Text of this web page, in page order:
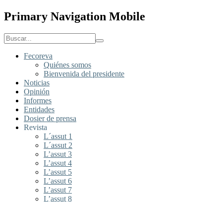
Primary Navigation Mobile
Fecoreva
Quiénes somos
Bienvenida del presidente
Noticias
Opinión
Informes
Entidades
Dosier de prensa
Revista
L´assut 1
L´assut 2
L’assut 3
L’assut 4
L’assut 5
L’assut 6
L’assut 7
L’assut 8